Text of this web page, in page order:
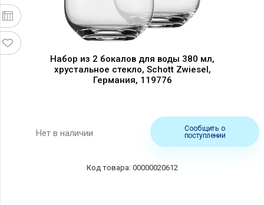
Набор из 2 бокалов для воды 380 мл,
хрустальное стекло, Schott Zwiesel,
Германия, 119776
Нет в наличии
Сообщить о
поступлении
00000020612